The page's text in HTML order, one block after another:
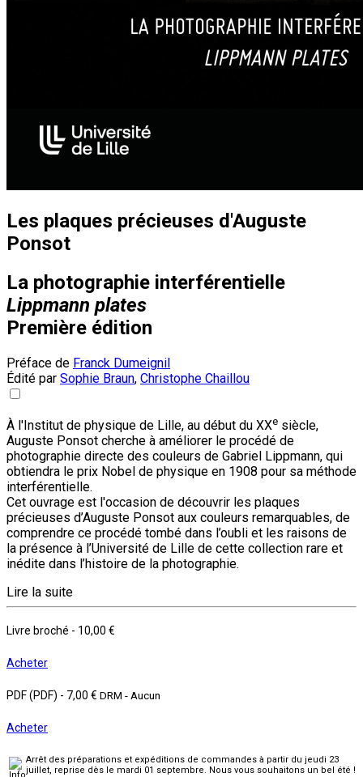
Les plaques précieuses d'Auguste
Ponsot
La photographie interférentielle
Lippmann plates
Première édition
Préface de Franck Dumeignil
Édité par Sophie Braun, Christophe Chaillou
À l'Institut de physique de Lille, au début du XXe siècle,
Auguste Ponsot cherche à améliorer le procédé de
photographie directe des couleurs de Gabriel Lippmann, qui
obtiendra le prix Nobel de physique en 1908 pour sa méthode
interférentielle.
Cet ouvrage est l'occasion de découvrir les plaques
précieuses d’Auguste Ponsot aux couleurs remarquables, de
comprendre ce procédé tombé dans l’oubli et les raisons de
la présence à l’Université de Lille de cette collection rare et
inédite dans l’histoire de la photographie.
Lire la suite
Livre broché - 10,00 €
Acheter
PDF (PDF) - 7,00 € DRM - Aucun
Acheter
Arrêt des préparations et expéditions de commandes à partir du jeudi 23
juillet, reprise dès le mardi 01 septembre. Nous vous souhaitons un bel été !